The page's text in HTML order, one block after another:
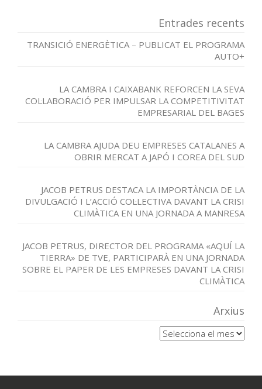
Entrades recents
TRANSICIÓ ENERGÈTICA – PUBLICAT EL PROGRAMA
AUTO+
LA CAMBRA I CAIXABANK REFORCEN LA SEVA
COL·LABORACIÓ PER IMPULSAR LA COMPETITIVITAT
EMPRESARIAL DEL BAGES
LA CAMBRA AJUDA DEU EMPRESES CATALANES A
OBRIR MERCAT A JAPÓ I COREA DEL SUD
JACOB PETRUS DESTACA LA IMPORTÀNCIA DE LA
DIVULGACIÓ I L’ACCIÓ COL·LECTIVA DAVANT LA CRISI
CLIMÀTICA EN UNA JORNADA A MANRESA
JACOB PETRUS, DIRECTOR DEL PROGRAMA «AQUÍ LA
TIERRA» DE TVE, PARTICIPARÀ EN UNA JORNADA
SOBRE EL PAPER DE LES EMPRESES DAVANT LA CRISI
CLIMÀTICA
Arxius
Arxius